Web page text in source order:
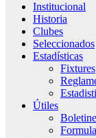
Institucional
Historia
Clubes
Seleccionados
Estadísticas
Fixtures
Útiles